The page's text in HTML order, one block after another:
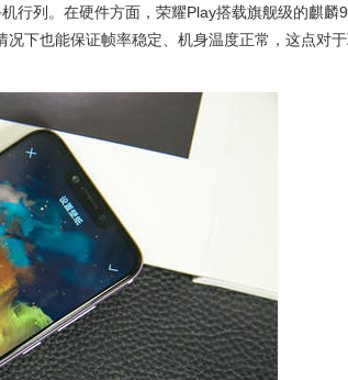
行列。在硬件方面，荣耀Play搭载旗舰级的麒麟
下也能保证帧率稳定、机身温度正常，这点对